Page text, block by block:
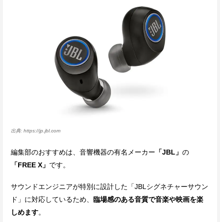
https://jp.jbl.com
編集部のおすすめは、音響機器の有名メーカー 「JBL」 の
「FREE X」 です。
サウンドエンジニアが特別に設計した「JBLシグネチャーサウン
ド」に対応しているため、 臨場感のある音質で音楽や映画を楽
しめます。